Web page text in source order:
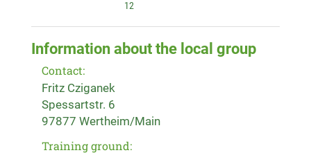
12
Information about the local group
Contact:
Fritz Cziganek
Spessartstr. 6
97877 Wertheim/Main
Training ground: